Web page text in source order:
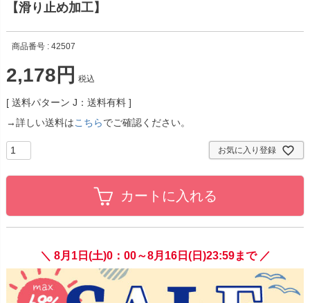
【滑り止め加工】
商品番号 42507
2,178 税込
送料パターン J：送料有料
→詳しい送料はこちらでご確認ください。
お気に入り登録
カートに入れる
＼ 8月1日(土)0：00～8月16日(日)23:59まで ／